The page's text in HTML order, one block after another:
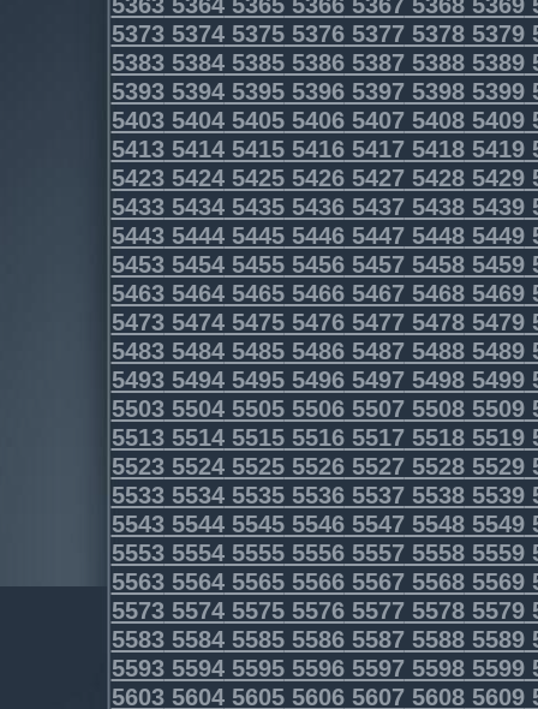
5373537453755376537753785379
5383538453855386538753885389
5393539453955396539753985399
5403540454055406540754085409
5413541454155416541754185419
5423542454255426542754285429
5433543454355436543754385439
5443544454455446544754485449
5453545454555456545754585459
5463546454655466546754685469
5473547454755476547754785479
5483548454855486548754885489
5493549454955496549754985499
5503550455055506550755085509
5513551455155516551755185519
5523552455255526552755285529
5533553455355536553755385539
5543554455455546554755485549
5553555455555556555755585559
5563556455655566556755685569
5573557455755576557755785579
5583558455855586558755885589
5593559455955596559755985599
5603560456055606560756085609